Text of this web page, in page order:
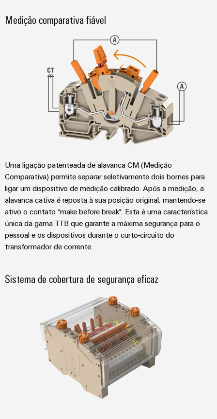
Medição comparativa fiável
Uma ligação patenteada de alavanca CM (Medição
Comparativa) permite separar seletivamente dois bornes para
ligar um dispositivo de medição calibrado. Após a medição, a
alavanca cativa é reposta à sua posição original, mantendo-se
ativo o contato “make before break". Esta é uma característica
única da gama TTB que garante a máxima segurança para o
pessoal e os dispositivos durante o curto-circuito do
transformador de corrente.
Sistema de cobertura de segurança eficaz